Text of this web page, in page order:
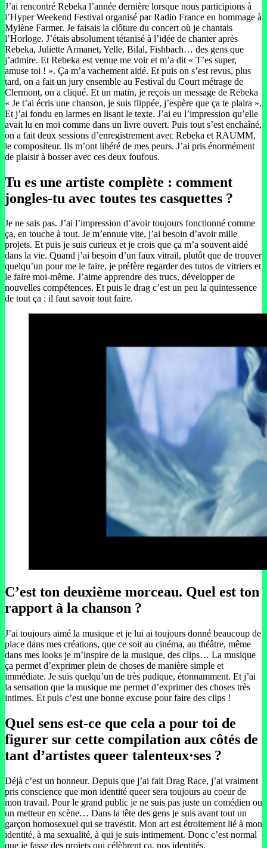
J’ai rencontré Rebeka l’année dernière lorsque nous participions à
l’Hyper Weekend Festival organisé par Radio France en hommage à
Mylène Farmer. Je faisais la clôture du concert où je chantais
l’Horloge. J’étais absolument tétanisé à l’idée de chanter après
Rebeka, Juliette Armanet, Yelle, Bilal, Fishbach… des gens que
j’admire. Et Rebeka est venue me voir et m’a dit « T’es super,
amuse toi ! ». Ça m’a vachement aidé. Et puis on s’est revus, plus
tard, on a fait un jury ensemble au Festival du Court métrage de
Clermont, on a cliqué. Et un matin, je reçois un message de Rebeka
« Je t’ai écris une chanson, je suis flippée, j’espère que ça te plaira ».
Et j’ai fondu en larmes en lisant le texte. J’ai eu l’impression qu’elle
avait lu en moi comme dans un livre ouvert. Puis tout s’est enchaîné,
on a fait deux sessions d’enregistrement avec Rebeka et RAUMM,
le compositeur. Ils m’ont libéré de mes peurs. J’ai pris énormément
de plaisir à bosser avec ces deux foufous.
Tu es une artiste complète : comment
jongles-tu avec toutes tes casquettes ?
Je ne sais pas. J’ai l’impression d’avoir toujours fonctionné comme
ça, en touche à tout. Je m’ennuie vite, j’ai besoin d’avoir mille
projets. Et puis je suis curieux et je crois que ça m’a souvent aidé
dans la vie. Quand j’ai besoin d’un faux vitrail, plutôt que de trouver
quelqu’un pour me le faire, je préfère regarder des tutos de vitriers et
le faire moi-même. J’aime apprendre des trucs, développer de
nouvelles compétences. Et puis le drag c’est un peu la quintessence
de tout ça : il faut savoir tout faire.
C’est ton deuxième morceau. Quel est ton
rapport à la chanson ?
J’ai toujours aimé la musique et je lui ai toujours donné beaucoup de
place dans mes créations, que ce soit au cinéma, au théâtre, même
dans mes looks je m’inspire de la musique, des clips… La musique
ça permet d’exprimer plein de choses de manière simple et
immédiate. Je suis quelqu’un de très pudique, étonnamment. Et j’ai
la sensation que la musique me permet d’exprimer des choses très
intimes. Et puis c’est une bonne excuse pour faire des clips !
Quel sens est-ce que cela a pour toi de
figurer sur cette compilation aux côtés de
tant d’artistes queer talenteux·ses ?
Déjà c’est un honneur. Depuis que j’ai fait Drag Race, j’ai vraiment
pris conscience que mon identité queer sera toujours au coeur de
mon travail. Pour le grand public je ne suis pas juste un comédien ou
un metteur en scène… Dans la tête des gens je suis avant tout un
garçon homosexuel qui se travestit. Mon art est étroitement lié à mon
identité, à ma sexualité, à qui je suis intimement. Donc c’est normal
que je fasse des projets qui célèbrent ça, nos identités.